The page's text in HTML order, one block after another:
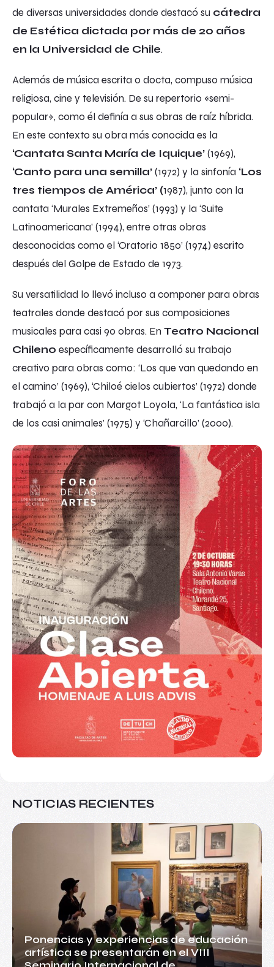
de diversas universidades donde destacó su cátedra
de Estética dictada por más de 20 años
en la Universidad de Chile.
Además de música escrita o docta, compuso música
religiosa, cine y televisión. De su repertorio «semi-
popular», como él definía a sus obras de raíz híbrida.
En este contexto su obra más conocida es la
‘Cantata Santa María de Iquique’(1969),
‘Canto para una semilla’(1972) y la sinfonía ‘Los
tres tiempos de América’ (1987), junto con la
cantata ‘Murales Extremeños’ (1993) y la ‘Suite
Latinoamericana’ (1994), entre otras obras
desconocidas como el ‘Oratorio 1850’ (1974) escrito
después del Golpe de Estado de 1973.
Su versatilidad lo llevó incluso a componer para obras
teatrales donde destacó por sus composiciones
musicales para casi 90 obras. En Teatro Nacional
Chileno específicamente desarrolló su trabajo
creativo para obras como: ‘Los que van quedando en
el camino’ (1969), ‘Chiloé cielos cubiertos’ (1972) donde
trabajó a la par con Margot Loyola, ‘La fantástica isla
de los casi animales’ (1975) y ‘Chañarcillo’ (2000).
NOTICIAS RECIENTES
Ponencias y experiencias de educación
artística se presentarán en el VIII